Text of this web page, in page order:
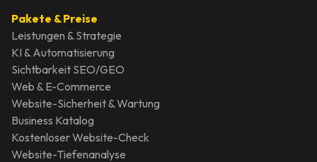
Pakete & Preise
Leistungen & Strategie
KI & Automatisierung
Sichtbarkeit SEO/GEO
Web & E-Commerce
Website-Sicherheit & Wartung
Business Katalog
Kostenloser Website-Check
Website-Tiefenanalyse